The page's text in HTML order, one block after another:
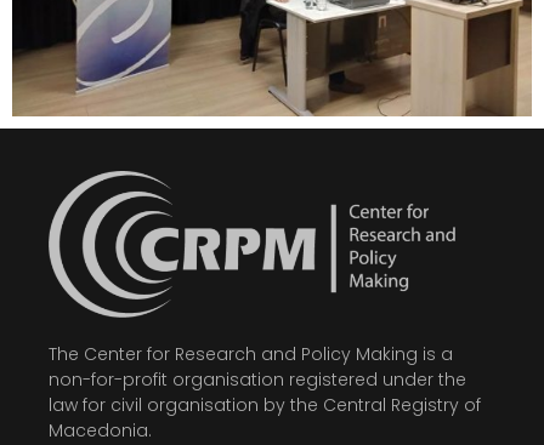
The Center for Research and Policy Making is a
non-for-profit organisation registered under the
law for civil organisation by the Central Registry of
Macedonia.